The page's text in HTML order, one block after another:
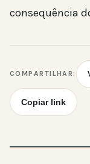
consequência
COMPARTILHAR:
Copiar link